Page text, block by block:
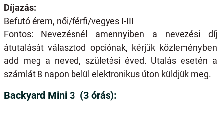
Díjazás:
Befutó érem, női/férfi/vegyes I-III
Fontos: Nevezésnél amennyiben a nevezési díj
átutalását választod opciónak, kérjük közleményben
add meg a neved, születési éved. Utalás esetén a
számlát 8 napon belül elektronikus úton küldjük meg.
Backyard Mini 3 (3 órás):